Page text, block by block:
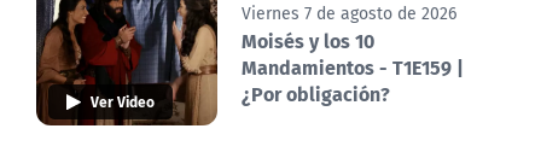
Ver Video
Viernes 7 de agosto de 2026
Moisés y los 10
Mandamientos - T1E159 |
¿Por obligación?